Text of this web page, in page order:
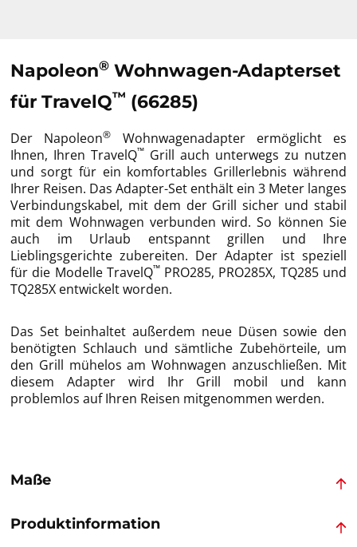
Napoleon® Wohnwagen-Adapterset
für TravelQ™ (66285)
Der Napoleon®
Wohnwagenadapter ermöglicht es
Ihnen, Ihren TravelQ™ Grill auch unterwegs zu nutzen
und sorgt für ein komfortables Grillerlebnis während
Ihrer Reisen. Das Adapter-Set enthält ein 3 Meter langes
Verbindungskabel, mit dem der Grill sicher und stabil
mit dem Wohnwagen verbunden wird. So können Sie
auch im Urlaub entspannt grillen und Ihre
Lieblingsgerichte zubereiten. Der Adapter ist speziell
für die Modelle TravelQ™PRO285, PRO285X, TQ285 und
TQ285X entwickelt worden.
Das Set beinhaltet außerdem neue Düsen sowie den
benötigten Schlauch und sämtliche Zubehörteile, um
den Grill mühelos am Wohnwagen anzuschließen. Mit
diesem Adapter wird Ihr Grill mobil und kann
problemlos auf Ihren Reisen mitgenommen werden.
Maße
Produktinformation